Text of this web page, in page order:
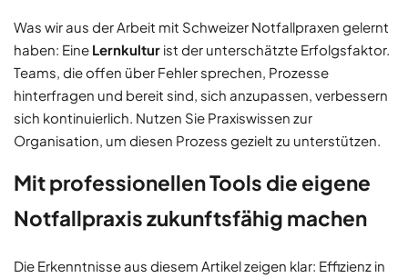
Was wir aus der Arbeit mit Schweizer Notfallpraxen gelernt
haben: Eine Lernkultur ist der unterschätzte Erfolgsfaktor.
Teams, die offen über Fehler sprechen, Prozesse
hinterfragen und bereit sind, sich anzupassen, verbessern
sich kontinuierlich. Nutzen Sie Praxiswissen zur
Organisation, um diesen Prozess gezielt zu unterstützen.
Mit professionellen Tools die eigene
Notfallpraxis zukunftsfähig machen
Die Erkenntnisse aus diesem Artikel zeigen klar: Effizienz in